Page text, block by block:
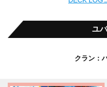
ユ
クラン：